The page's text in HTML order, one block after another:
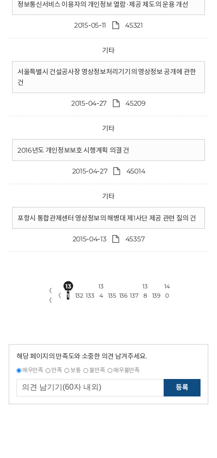
정보통신서비스 이용자의 개인정보 열람·제공 제도의 운용 개선
2015-05-11 45321
기타
서울특별시 건설공사장 영상정보처리기기의 영상정보 공개에 관한
건
2015-04-27 45209
기타
2016년도 개인정보보호 시행계획 의결 건
2015-04-27 45014
기타
포항시 통합관제센터 영상정보의 해병대 제1사단 제공 관련 질의 건
2015-04-13 45357
〈
〈
〈
13
1
132 133
13
4
135 136 137
13
8
139
14
0
해당 페이지의 만족도와 소중한 의견 남겨주세요.
매우만족 만족 보통 불만족 매우불만족
등록